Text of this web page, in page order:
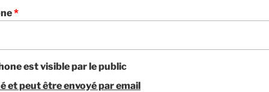
*
est visible par le public
et peut être envoyé par email